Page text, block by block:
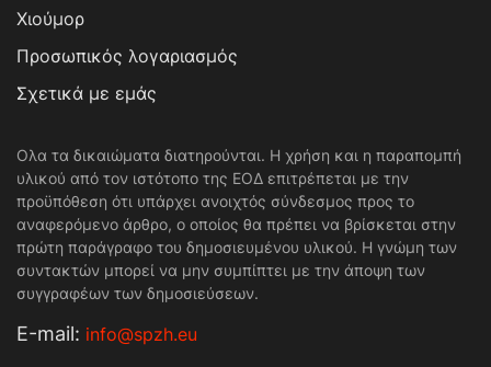
Χιούμορ
Προσωπικός λογαριασμός
Σχετικά με εμάς
Ολα τα δικαιώματα διατηρούνται. Η χρήση και η παραπομπή
υλικού από τον ιστότοπο της ΕΟΔ επιτρέπεται με την
προϋπόθεση ότι υπάρχει ανοιχτός σύνδεσμος προς το
αναφερόμενο άρθρο, ο οποίος θα πρέπει να βρίσκεται στην
πρώτη παράγραφο του δημοσιευμένου υλικού. Η γνώμη των
συντακτών μπορεί να μην συμπίπτει με την άποψη των
συγγραφέων των δημοσιεύσεων.
Е-mail: info@spzh.eu